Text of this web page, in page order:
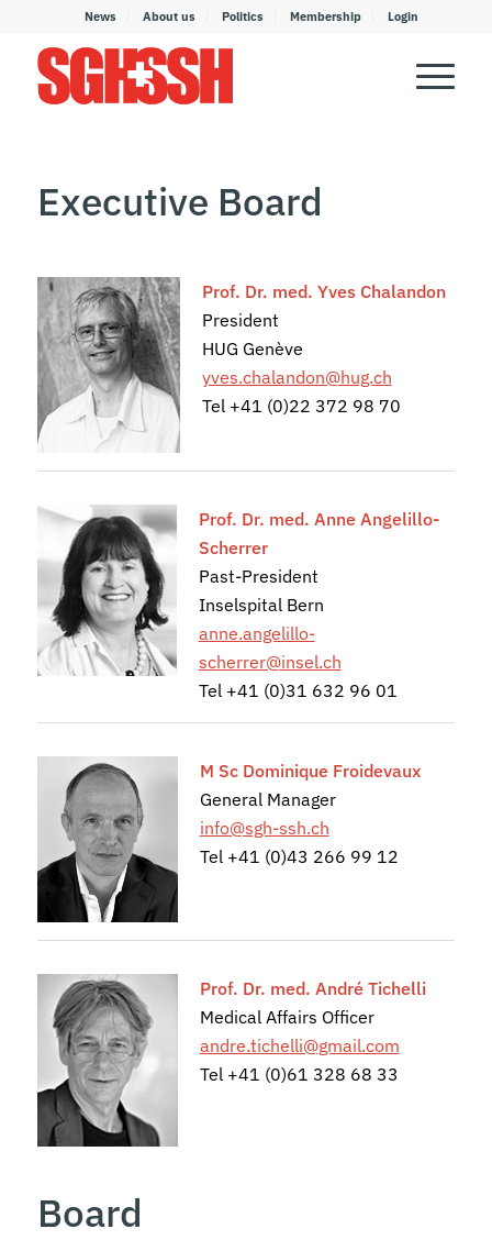
News About us Politics Membership Login
Executive Board
Prof. Dr. med. Yves Chalandon
President
HUG Genève
yves.chalandon@hug.ch
Tel +41 (0)22 372 98 70
Prof. Dr. med. Anne Angelillo-
Scherrer
Past-President
Inselspital Bern
anne.angelillo-
scherrer@insel.ch
Tel +41 (0)31 632 96 01
M Sc Dominique Froidevaux
General Manager
info@sgh-ssh.ch
Tel +41 (0)43 266 99 12
Prof. Dr. med. André Tichelli
Medical Affairs Officer
andre.tichelli@gmail.com
Tel +41 (0)61 328 68 33
Board